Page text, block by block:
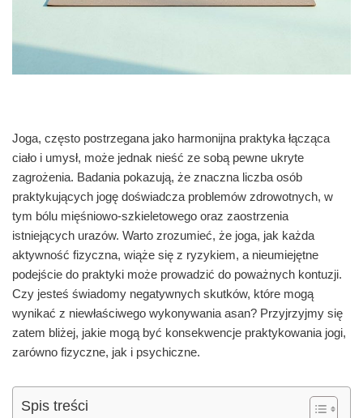
Joga, często postrzegana jako harmonijna praktyka łącząca
ciało i umysł, może jednak nieść ze sobą pewne ukryte
zagrożenia. Badania pokazują, że znaczna liczba osób
praktykujących jogę doświadcza problemów zdrowotnych, w
tym bólu mięśniowo-szkieletowego oraz zaostrzenia
istniejących urazów. Warto zrozumieć, że joga, jak każda
aktywność fizyczna, wiąże się z ryzykiem, a nieumiejętne
podejście do praktyki może prowadzić do poważnych kontuzji.
Czy jesteś świadomy negatywnych skutków, które mogą
wynikać z niewłaściwego wykonywania asan? Przyjrzyjmy się
zatem bliżej, jakie mogą być konsekwencje praktykowania jogi,
zarówno fizyczne, jak i psychiczne.
Spis treści